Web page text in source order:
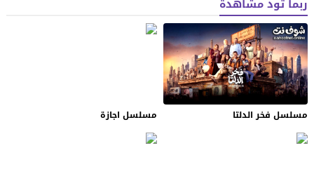
ربما تود مشاهدة
مسلسل فخر الدلتا مسلسل اجازة